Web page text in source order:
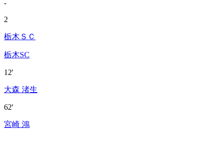
-
2
栃木ＳＣ
栃木SC
12'
大森 渚生
62'
宮崎 鴻